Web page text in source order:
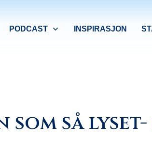
PODCAST INSPIRASJON
som så